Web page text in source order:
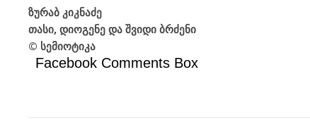
ზურაბ კიკნაძე
თასი, დიოგენე და შვიდი ბრძენი
© სემიოტიკა
Facebook Comments Box